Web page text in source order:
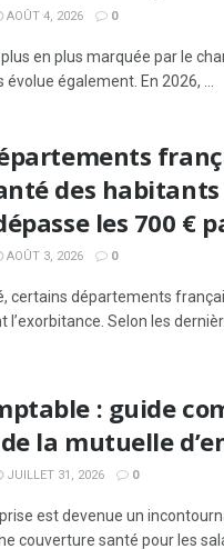
AOÛT 4, 2026 0
en plus marquée par le
également. En 2026, ...
des
les 700 €
AOÛT 3, 2026 0
certains départements
l’exorbitance. Selon les
: guide
la mutuelle
JUILLET 31, 2026 0
est devenue un
couverture santé pour les